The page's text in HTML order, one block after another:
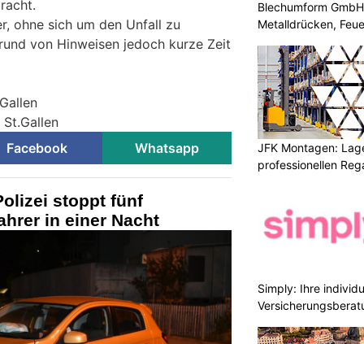
ohne sich um den Unfall zu
von Hinweisen jedoch kurze Zeit
Facebook
Whatsapp
stoppt fünf
in einer Nacht
Blechumform
Metalldrücken,
JFK Montagen:
professionellen
Simply: Ihre